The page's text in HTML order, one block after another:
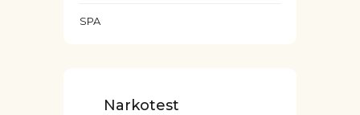
SPA
Narkotest